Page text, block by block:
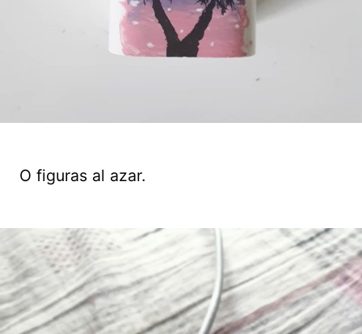
O figuras al azar.